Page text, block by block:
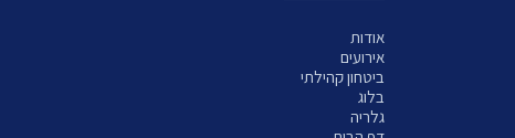
אודות
אירועים
ביטחון קהילתי
בלוג
גלריה